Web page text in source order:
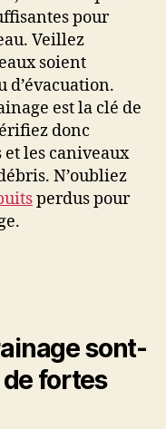
pour
Veillez
soient
d’évacuation.
est la clé de
donc
les caniveaux
N’oubliez
perdus pour
sont-
fortes